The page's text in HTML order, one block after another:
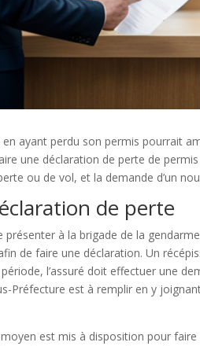
ayant perdu son permis pourrait
une déclaration de perte de
ou de vol, et la demande d’un
de perte
présenter à la brigade de la
de faire une déclaration. Un
l’assuré doit effectuer une
Préfecture est à remplir en y
est mis à disposition pour